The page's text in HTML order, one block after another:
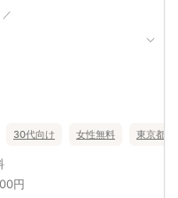
／
！
ルの内容です。
30代向け 女性無料 東京都
円